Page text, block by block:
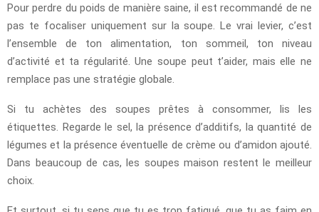
Pour perdre du poids de manière saine, il est recommandé de ne
pas te focaliser uniquement sur la soupe. Le vrai levier, c’est
l’ensemble de ton alimentation, ton sommeil, ton niveau
d’activité et ta régularité. Une soupe peut t’aider, mais elle ne
remplace pas une stratégie globale.
Si tu achètes des soupes prêtes à consommer, lis les
étiquettes. Regarde le sel, la présence d’additifs, la quantité de
légumes et la présence éventuelle de crème ou d’amidon ajouté.
Dans beaucoup de cas, les soupes maison restent le meilleur
choix.